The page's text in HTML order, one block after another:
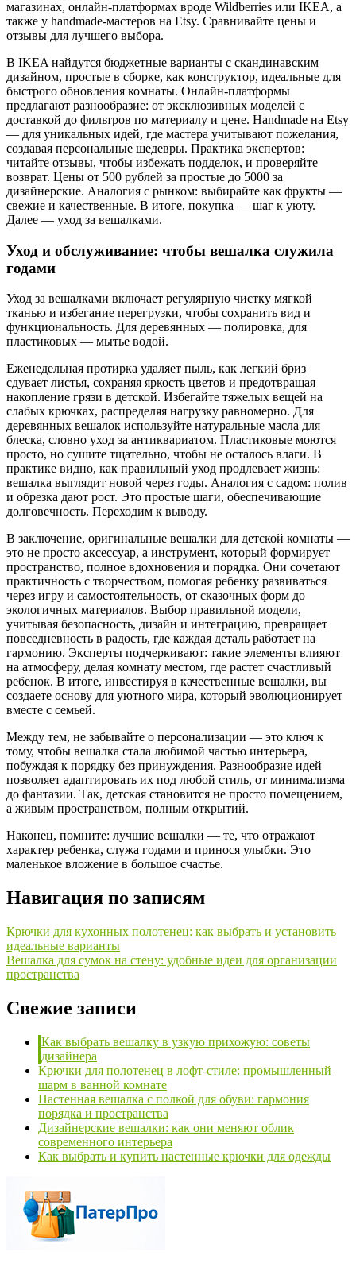
магазинах, онлайн-платформах вроде Wildberries или IKEA, а
также у handmade-мастеров на Etsy. Сравнивайте цены и
отзывы для лучшего выбора.
В IKEA найдутся бюджетные варианты с скандинавским
дизайном, простые в сборке, как конструктор, идеальные для
быстрого обновления комнаты. Онлайн-платформы
предлагают разнообразие: от эксклюзивных моделей с
доставкой до фильтров по материалу и цене. Handmade на Etsy
— для уникальных идей, где мастера учитывают пожелания,
создавая персональные шедевры. Практика экспертов:
читайте отзывы, чтобы избежать подделок, и проверяйте
возврат. Цены от 500 рублей за простые до 5000 за
дизайнерские. Аналогия с рынком: выбирайте как фрукты —
свежие и качественные. В итоге, покупка — шаг к уюту.
Далее — уход за вешалками.
Уход и обслуживание: чтобы вешалка служила
годами
Уход за вешалками включает регулярную чистку мягкой
тканью и избегание перегрузки, чтобы сохранить вид и
функциональность. Для деревянных — полировка, для
пластиковых — мытье водой.
Еженедельная протирка удаляет пыль, как легкий бриз
сдувает листья, сохраняя яркость цветов и предотвращая
накопление грязи в детской. Избегайте тяжелых вещей на
слабых крючках, распределяя нагрузку равномерно. Для
деревянных вешалок используйте натуральные масла для
блеска, словно уход за антиквариатом. Пластиковые моются
просто, но сушите тщательно, чтобы не осталось влаги. В
практике видно, как правильный уход продлевает жизнь:
вешалка выглядит новой через годы. Аналогия с садом: полив
и обрезка дают рост. Это простые шаги, обеспечивающие
долговечность. Переходим к выводу.
В заключение, оригинальные вешалки для детской комнаты —
это не просто аксессуар, а инструмент, который формирует
пространство, полное вдохновения и порядка. Они сочетают
практичность с творчеством, помогая ребенку развиваться
через игру и самостоятельность, от сказочных форм до
экологичных материалов. Выбор правильной модели,
учитывая безопасность, дизайн и интеграцию, превращает
повседневность в радость, где каждая деталь работает на
гармонию. Эксперты подчеркивают: такие элементы влияют
на атмосферу, делая комнату местом, где растет счастливый
ребенок. В итоге, инвестируя в качественные вешалки, вы
создаете основу для уютного мира, который эволюционирует
вместе с семьей.
Между тем, не забывайте о персонализации — это ключ к
тому, чтобы вешалка стала любимой частью интерьера,
побуждая к порядку без принуждения. Разнообразие идей
позволяет адаптировать их под любой стиль, от минимализма
до фантазии. Так, детская становится не просто помещением,
а живым пространством, полным открытий.
Наконец, помните: лучшие вешалки — те, что отражают
характер ребенка, служа годами и принося улыбки. Это
маленькое вложение в большое счастье.
Навигация по записям
Крючки для кухонных полотенец: как выбрать и установить
идеальные варианты
Вешалка для сумок на стену: удобные идеи для организации
пространства
Свежие записи
Как выбрать вешалку в узкую прихожую: советы
дизайнера
Крючки для полотенец в лофт-стиле: промышленный
шарм в ванной комнате
Настенная вешалка с полкой для обуви: гармония
порядка и пространства
Дизайнерские вешалки: как они меняют облик
современного интерьера
Как выбрать и купить настенные крючки для одежды